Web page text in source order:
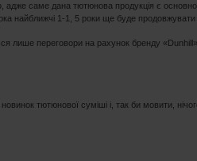
адже саме дана тютюнова продукція є
найближчі 1-1, 5 роки ще буде продовжувати
лише переговори на рахунок бренду
тютюнової суміші і, так би мовити,